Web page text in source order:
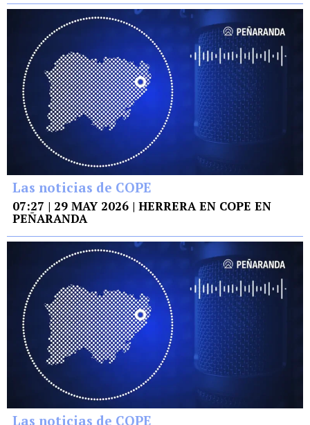
Las noticias de COPE
07:27 | 29 MAY 2026 | HERRERA EN COPE EN
PEÑARANDA
Las noticias de COPE